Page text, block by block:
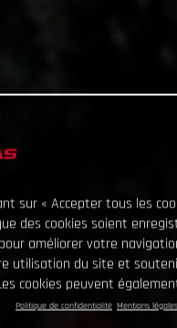
sur « Accepter tous les
des cookies soient
améliorer votre
utilisation du site et
cookies peuvent
Politique de confidentialité Mentions légales